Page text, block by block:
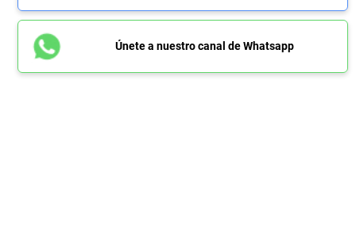
Únete a nuestro canal de Whatsapp